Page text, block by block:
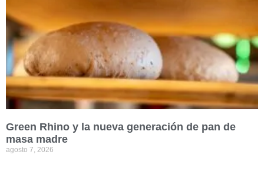
Green Rhino y la nueva generación de pan de
masa madre
agosto 7, 2026